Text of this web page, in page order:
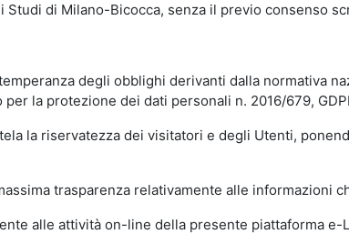
Studi di Milano-Bicocca, senza il previo consenso
degli obblighi derivanti dalla normativa
la protezione dei dati personali n. 2016/679,
la riservatezza dei visitatori e degli Utenti,
trasparenza relativamente alle informazioni
alle attività on-line della presente piattaforma